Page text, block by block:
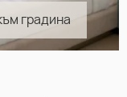
градина